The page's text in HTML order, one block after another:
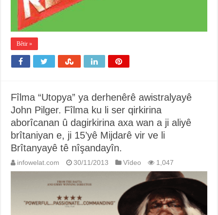
Bêtir »
Fîlma “Utopya” ya derhenêrê awistralyayê
John Pilger. Fîlma ku li ser qirkirina
aborîcanan û dagirkirina axa wan a ji aliyê
brîtaniyan e, ji 15’yê Mijdarê vir ve li
Brîtanyayê tê nîşandayîn.
infowelat.com 30/11/2013 Vîdeo 1,047